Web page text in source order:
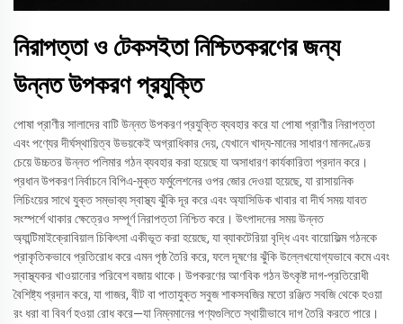
নিরাপত্তা ও টেকসইতা নিশ্চিতকরণের জন্য
উন্নত উপকরণ প্রযুক্তি
পোষা প্রাণীর সালাদের বাটি উন্নত উপকরণ প্রযুক্তি ব্যবহার করে যা পোষা প্রাণীর নিরাপত্তা
এবং পণ্যের দীর্ঘস্থায়িত্ব উভয়কেই অগ্রাধিকার দেয়, যেখানে খাদ্য-মানের সাধারণ মানদণ্ডের
চেয়ে উচ্চতর উন্নত পলিমার গঠন ব্যবহার করা হয়েছে যা অসাধারণ কার্যকারিতা প্রদান করে।
প্রধান উপকরণ নির্বাচনে বিপিএ-মুক্ত ফর্মুলেশনের ওপর জোর দেওয়া হয়েছে, যা রাসায়নিক
লিচিংয়ের সাথে যুক্ত সম্ভাব্য স্বাস্থ্য ঝুঁকি দূর করে এবং অ্যাসিডিক খাবার বা দীর্ঘ সময় যাবত
সংস্পর্শে থাকার ক্ষেত্রেও সম্পূর্ণ নিরাপত্তা নিশ্চিত করে। উৎপাদনের সময় উন্নত
অ্যান্টিমাইক্রোবিয়াল চিকিৎসা একীভূত করা হয়েছে, যা ব্যাকটেরিয়া বৃদ্ধি এবং বায়োফিল্ম গঠনকে
প্রাকৃতিকভাবে প্রতিরোধ করে এমন পৃষ্ঠ তৈরি করে, ফলে দূষণের ঝুঁকি উল্লেখযোগ্যভাবে কমে এবং
স্বাস্থ্যকর খাওয়ানোর পরিবেশ বজায় থাকে। উপকরণের আণবিক গঠন উৎকৃষ্ট দাগ-প্রতিরোধী
বৈশিষ্ট্য প্রদান করে, যা গাজর, বীট বা পাতাযুক্ত সবুজ শাকসবজির মতো রঞ্জিত সবজি থেকে হওয়া
রং ধরা বা বিবর্ণ হওয়া রোধ করে—যা নিম্নমানের পণ্যগুলিতে স্থায়ীভাবে দাগ তৈরি করতে পারে।